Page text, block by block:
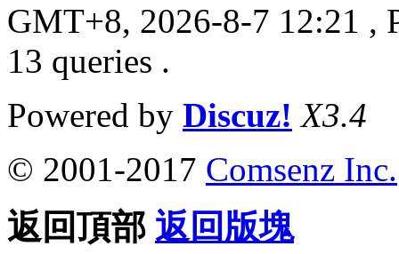
GMT+8, 2026-8-7 12:21 ,
13 queries .
Powered by Discuz! X3.4
© 2001-2017 Comsenz Inc.
返回頂部 返回版塊